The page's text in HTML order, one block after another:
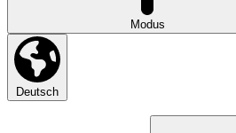
Modus
Deutsch